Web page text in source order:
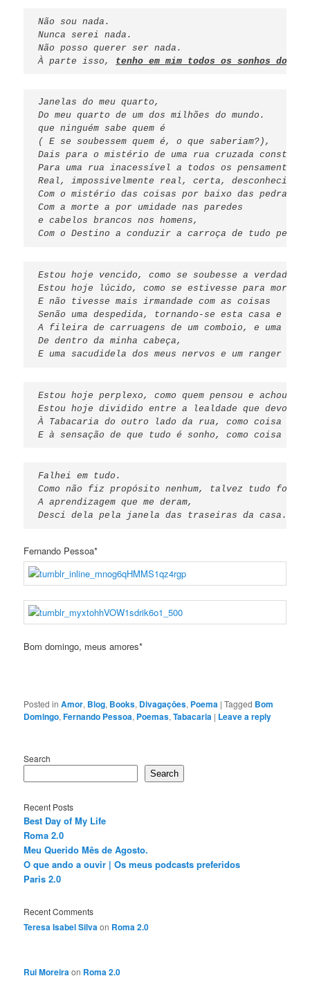
Não sou nada.
Nunca serei nada.
Não posso querer ser nada.
À parte isso, tenho em mim todos os sonhos do
Janelas do meu quarto,
Do meu quarto de um dos milhões do mundo.
que ninguém sabe quem é
( E se soubessem quem é, o que saberiam?),
Dais para o mistério de uma rua cruzada
Para uma rua inacessível a todos os pensamentos,
Real, impossivelmente real, certa,
Com o mistério das coisas por baixo das pedras e
Com a morte a por umidade nas paredes
e cabelos brancos nos homens,
Com o Destino a conduzir a carroça de tudo pela
Estou hoje vencido, como se soubesse a verdade.
Estou hoje lúcido, como se estivesse para morrer,
E não tivesse mais irmandade com as coisas
Senão uma despedida, tornando-se esta casa e
A fileira de carruagens de um comboio, e uma
De dentro da minha cabeça,
E uma sacudidela dos meus nervos e um ranger de
Estou hoje perplexo, como quem pensou e achou e
Estou hoje dividido entre a lealdade que devo
À Tabacaria do outro lado da rua, como coisa
E à sensação de que tudo é sonho, como coisa
Falhei em tudo.
Como não fiz propósito nenhum, talvez tudo fosse
A aprendizagem que me deram,
Desci dela pela janela das traseiras da casa.
Fernando Pessoa*
Bom domingo, meus amores*
Posted in Amor, Blog, Books, Divagaçōes, Poema |Tagged Bom
Domingo,Fernando Pessoa, Poemas,Tabacaria | Leave a reply
Search
Search
Recent Posts
Best Day of My Life
Roma 2.0
Meu Querido Mês de Agosto.
O que ando a ouvir | Os meus podcasts preferidos
Paris 2.0
Recent Comments
Teresa Isabel Silvaon Roma 2.0
Rui Moreiraon Roma 2.0